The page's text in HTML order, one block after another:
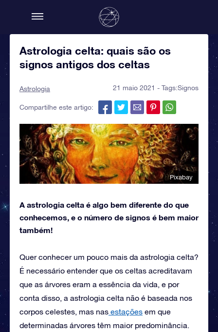
Astrologia celta: quais são os
signos antigos dos celtas
Astrologia 21 maio 2021 - Tags:Signos
Compartilhe este artigo:
Pixabay
A astrologia celta é algo bem diferente do que
conhecemos, e o número de signos é bem maior
também!
Quer conhecer um pouco mais da astrologia celta?
É necessário entender que os celtas acreditavam
que as árvores eram a essência da vida, e por
conta disso, a astrologia celta não é baseada nos
corpos celestes, mas nas estações em que
determinadas árvores têm maior predominância.